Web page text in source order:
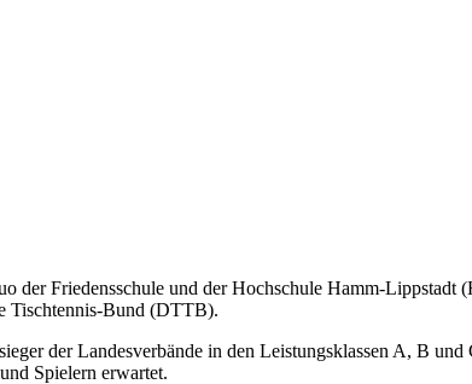
der Friedensschule und der Hochschule Hamm-
Tischtennis-Bund (DTTB).
der Landesverbände in den Leistungsklassen A, B
Spielern erwartet.